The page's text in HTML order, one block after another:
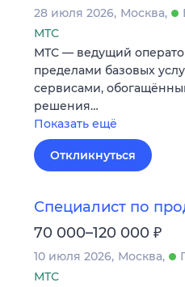
28 июля 2026 Москва
МТС
МТС — ведущий
пределами базовых
сервисами,
решения…
Показать ещё
Откликнуться
Специалист по
70 000–120 000 ₽
10 июля 2026 Москва
МТС